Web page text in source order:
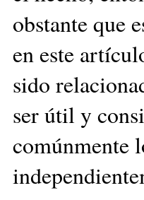
obstante que
en este
sido
ser útil y
comúnmente